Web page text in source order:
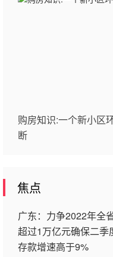
购房知识:一个新小区
断
焦点
广东：力争2022年全
超过1万亿元确保二季
存款增速高于9%